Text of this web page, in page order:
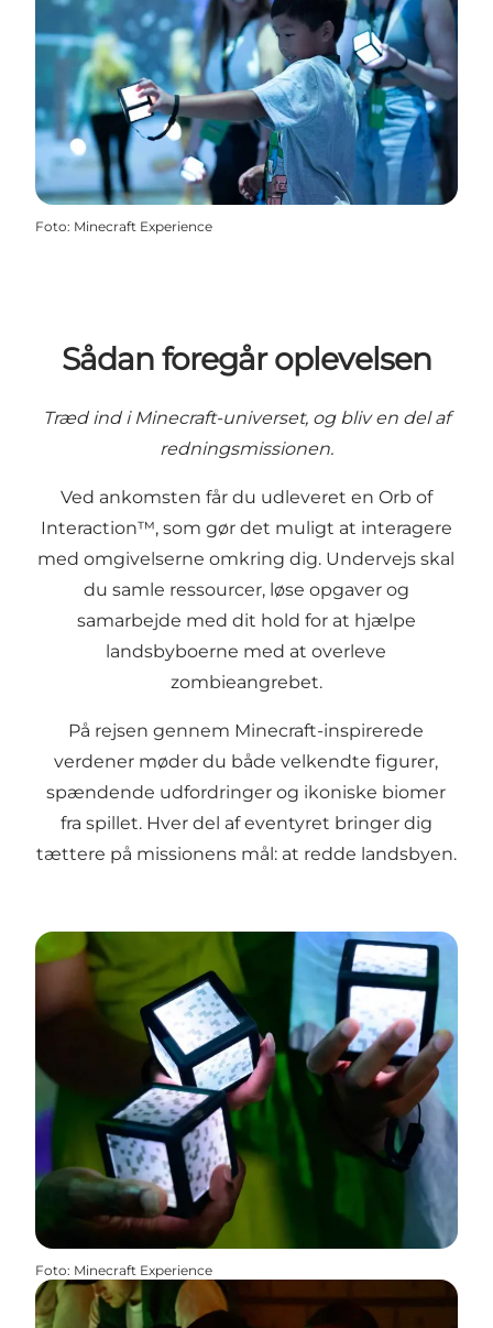
Foto: Minecraft Experience
Sådan foregår oplevelsen
Træd ind i Minecraft-universet, og bliv en del af
redningsmissionen.
Ved ankomsten får du udleveret en Orb of
Interaction™, som gør det muligt at interagere
med omgivelserne omkring dig. Undervejs skal
du samle ressourcer, løse opgaver og
samarbejde med dit hold for at hjælpe
landsbyboerne med at overleve
zombieangrebet.
På rejsen gennem Minecraft-inspirerede
verdener møder du både velkendte figurer,
spændende udfordringer og ikoniske biomer
fra spillet. Hver del af eventyret bringer dig
tættere på missionens mål: at redde landsbyen.
Foto: Minecraft Experience